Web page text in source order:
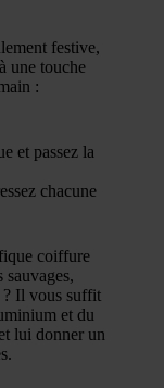
festive,
une touche
:
et passez la
chacune
coiffure
? Il vous suffit
et du
lui donner un